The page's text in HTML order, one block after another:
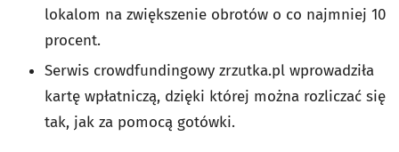
lokalom na zwiększenie obrotów o co najmniej 10
procent.
Serwis crowdfundingowy zrzutka.pl wprowadziła
kartę wpłatniczą, dzięki której można rozliczać się
tak, jak za pomocą gotówki.